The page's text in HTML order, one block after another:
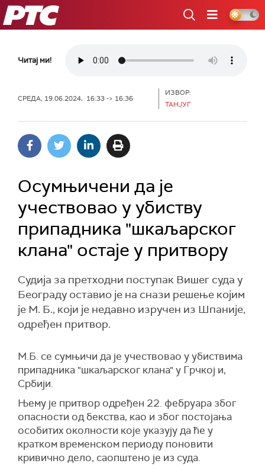
РТС
Читај ми!
СРЕДА, 19.06.2024, 16:33 -> 16:36
ИЗВОР:
ТАНЈУГ
Осумњичени да је
учествовао у убиству
припадника "шкаљарског
клана" остаје у притвору
Судија за претходни поступак Вишег суда у
Београду оставио је на снази решење којим
је М. Б., који је недавно изручен из Шпаније,
одређен притвор.
М.Б. се сумњичи да је учествовао у убиствима
припадника "шкаљарског клана" у Грчкој и,
Србији.
Њему је притвор одређен 22. фебруара због
опасности од бекства, као и због постојања
особитих околности које указују да ће у
кратком временском периоду поновити
кривично дело, саопштено је из суда.